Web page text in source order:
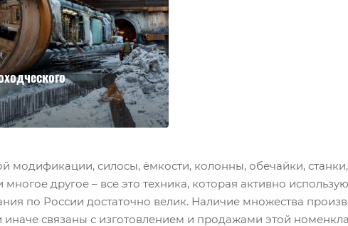
модификации, силосы, ёмкости, колонны, обечайки,
другое – все это техника, которая активно
по России достаточно велик. Наличие множества
связаны с изготовлением и продажами этой